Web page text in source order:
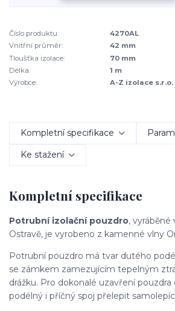
Číslo produktu:
4270AL
Vnitřní průměr:
42 mm
Tloušťka izolace:
70 mm
Délka:
1 m
Výrobce:
A-Z izolace s.r.o.
Kompletní specifikace
Ke stažení
Kompletní specifikace
Potrubní izolační pouzdro, vyráběné
Ostravě, je vyrobeno z kamenné vlny
Potrubní pouzdro má tvar dutého
se zámkem zamezujícím tepelným
drážku. Pro dokonalé uzavření
podélný i příčný spoj přelepit